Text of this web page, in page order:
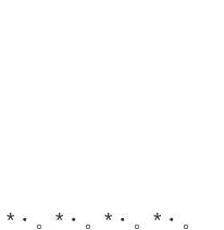
・。*・。*・。*・。